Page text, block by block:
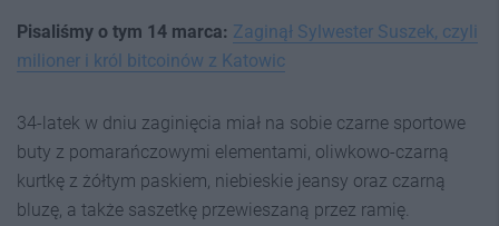
Pisaliśmy o tym 14 marca: Zaginął Sylwester Suszek, czyli
milioner i król bitcoinów z Katowic
34-latek w dniu zaginięcia miał na sobie czarne sportowe
buty z pomarańczowymi elementami, oliwkowo-czarną
kurtkę z żółtym paskiem, niebieskie jeansy oraz czarną
bluzę, a także saszetkę przewieszaną przez ramię.